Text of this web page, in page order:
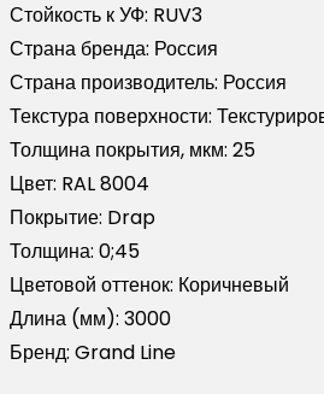
Стойкость к УФ: RUV3
Страна бренда: Россия
Страна производитель: Россия
Текстура поверхности:
Толщина покрытия, мкм: 25
Цвет: RAL 8004
Покрытие: Drap
Толщина: 0;45
Цветовой оттенок: Коричневый
Длина (мм): 3000
Бренд: Grand Line